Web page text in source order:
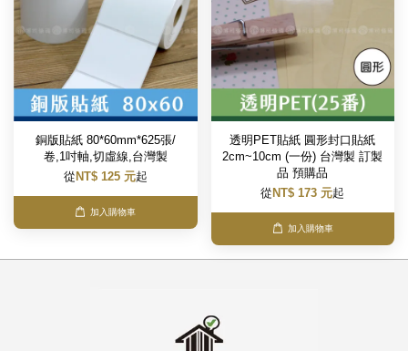
銅版貼紙 80*60mm*625張/
卷,1吋軸,切虛線,台灣製
從 NT$ 125 元起
加入購物車
透明PET貼紙 圓形封口貼紙
2cm~10cm (一份) 台灣製 訂製
品 預購品
從 NT$ 173 元起
加入購物車